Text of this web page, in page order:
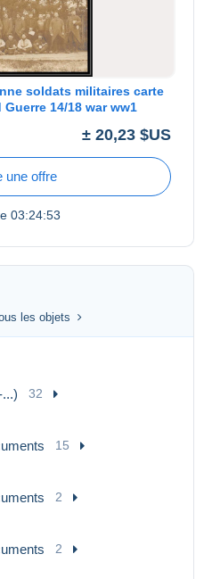
soldats militaires carte
14/18 war ww1
± 20,23 $US
une offre
03:24:53
les objets
32
15
2
2